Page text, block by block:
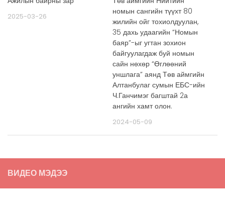
2025-03-26
номын сангийн түүхт 80
жилийн ойг тохиолдуулан,
35 дахь удаагийн “Номын
баяр”-ыг угтан зохион
байгуулагдаж буй номын
сайн нөхөр “Өглөөний
уншлага” аянд Төв аймгийн
Алтанбулаг сумын ЕБС-ийн
Ч.Ганчимэг багштай 2а
ангийн хамт олон.
2024-05-09
ВИДЕО МЭДЭЭ